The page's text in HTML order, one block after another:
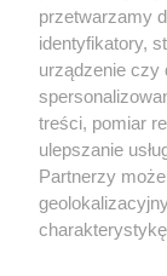
Kultura
X
przetwarzamy
identyfikatory,
urządzenie czy
treści, pomiar
ulepszanie
Partnerzy